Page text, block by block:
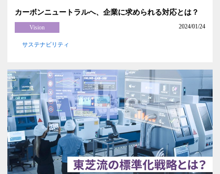
カーボンニュートラルへ、企業に求められる対応とは？
2024/01/24
Vision
サステナビリティ